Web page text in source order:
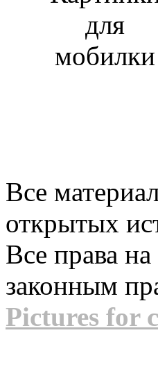
Все
открытых
Все права
законным
Pictures for